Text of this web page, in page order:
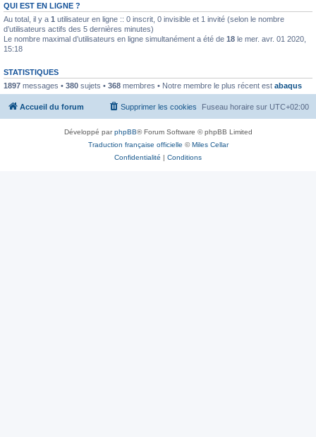
QUI EST EN LIGNE ?
Au total, il y a 1 utilisateur en ligne :: 0 inscrit, 0 invisible et 1 invité (selon le nombre
d’utilisateurs actifs des 5 dernières minutes)
Le nombre maximal d’utilisateurs en ligne simultanément a été de 18 le mer. avr. 01 2020,
15:18
STATISTIQUES
1897 messages • 380 sujets • 368 membres • Notre membre le plus récent est abaqus
Accueil du forum Fuseau horaire sur UTC+02:00
Supprimer les cookies
Développé parphpBB® Forum Software © phpBB Limited
Traduction française officielle ©Miles Cellar
Confidentialité | Conditions